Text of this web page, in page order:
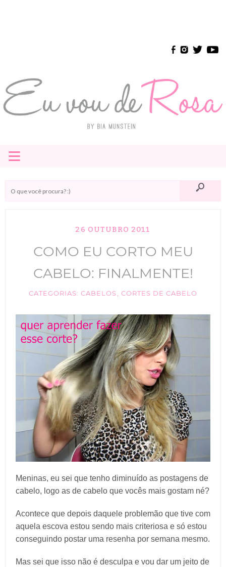
≡
E-BOOK
ANUNCIE
CABELOS
MAQUIAGEM
26 OUTUBRO 2011
COMO EU CORTO MEU
CABELO: FINALMENTE!
CATEGORIAS:CABELOS , CORTES DE CABELO
Meninas, eu sei que tenho diminuído as postagens de
cabelo, logo as de cabelo que vocês mais gostam né?
Acontece que depois daquele problemão que tive com
aquela escova estou sendo mais criteriosa e só estou
conseguindo postar uma resenha por semana mesmo.
Mas sei que isso não é desculpa e vou dar um jeito de